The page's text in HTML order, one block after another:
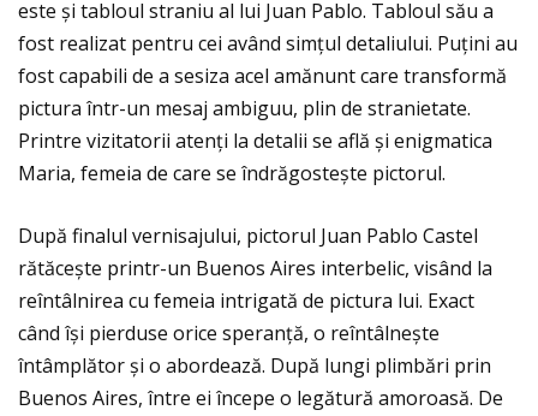
este și tabloul straniu al lui Juan Pablo. Tabloul său a
fost realizat pentru cei având simţul detaliului. Puţini au
fost capabili de a sesiza acel amănunt care transformă
pictura într-un mesaj ambiguu, plin de stranietate.
Printre vizitatorii atenţi la detalii se află și enigmatica
Maria, femeia de care se îndrăgostește pictorul.
După finalul vernisajului, pictorul Juan Pablo Castel
rătăcește printr-un Buenos Aires interbelic, visând la
reîntâlnirea cu femeia intrigată de pictura lui. Exact
când își pierduse orice speranţă, o reîntâlnește
întâmplător și o abordează. După lungi plimbări prin
Buenos Aires, între ei începe o legătură amoroasă. De